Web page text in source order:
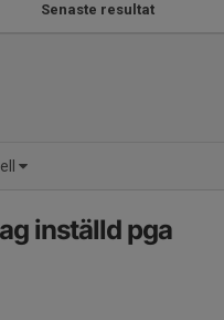
Senaste resultat
inställd pga